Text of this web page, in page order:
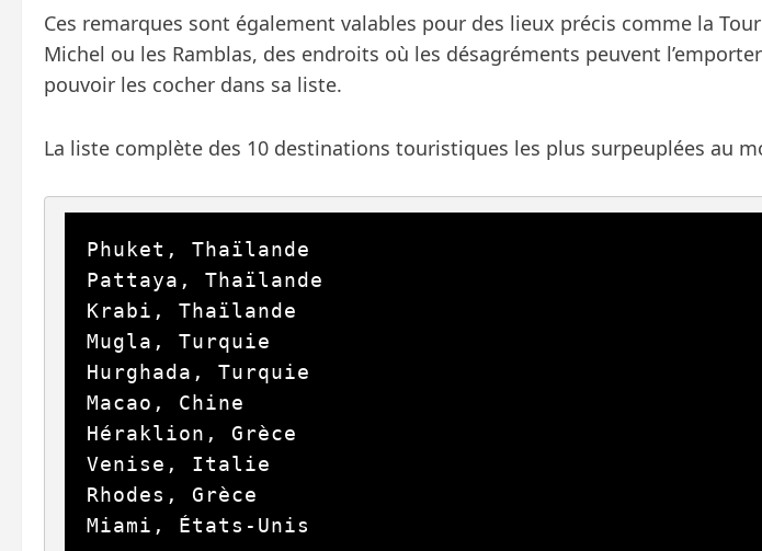
Ces remarques sont également valables pour des lieux précis comme la
Michel ou les Ramblas, des endroits où les désagréments peuvent
pouvoir les cocher dans sa liste.
La liste complète des 10 destinations touristiques les plus surpeuplées au
Phuket, Thaïlande
Pattaya, Thaïlande
Krabi, Thaïlande
Mugla, Turquie
Hurghada, Turquie
Macao, Chine
Héraklion, Grèce
Venise, Italie
Rhodes, Grèce
Miami, États-Unis